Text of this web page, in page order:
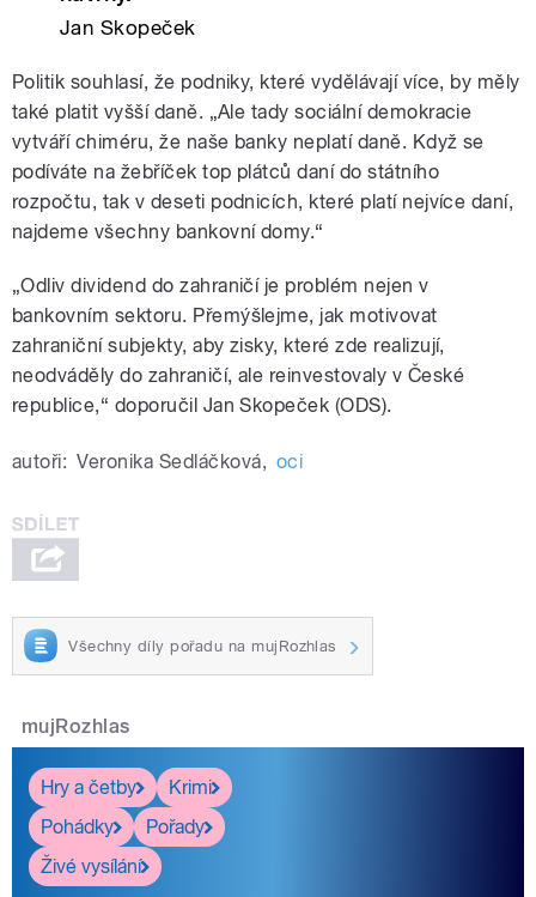
Jan Skopeček
Politik souhlasí, že podniky, které vydělávají více, by měly
také platit vyšší daně. „Ale tady sociální demokracie
vytváří chiméru, že naše banky neplatí daně. Když se
podíváte na žebříček top plátců daní do státního
rozpočtu, tak v deseti podnicích, které platí nejvíce daní,
najdeme všechny bankovní domy.“
„Odliv dividend do zahraničí je problém nejen v
bankovním sektoru. Přemýšlejme, jak motivovat
zahraniční subjekty, aby zisky, které zde realizují,
neodváděly do zahraničí, ale reinvestovaly v České
republice,“ doporučil Jan Skopeček (ODS).
autoři: Veronika Sedláčková, oci
Všechny díly pořadu na mujRozhlas
mujRozhlas
Hry a četby
Krimi
Pohádky
Pořady
Živé vysílání